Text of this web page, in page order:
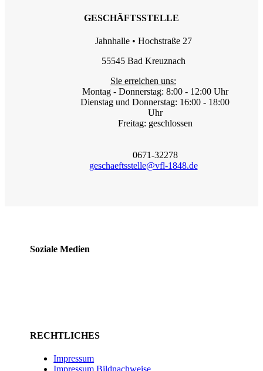
GESCHÄFTSSTELLE
Jahnhalle • Hochstraße 27
55545 Bad Kreuznach
Sie erreichen uns:
Montag - Donnerstag: 8:00 - 12:00 Uhr
Dienstag und Donnerstag: 16:00 - 18:00
Uhr
Freitag: geschlossen
0671-32278
geschaeftsstelle@vfl-1848.de
Soziale Medien
RECHTLICHES
Impressum